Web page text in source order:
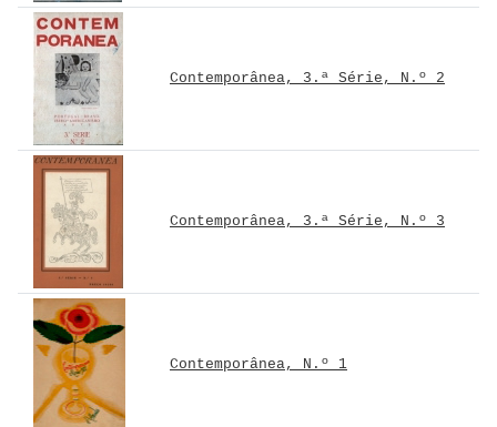
Contemporânea, 3.ª Série, N.º 2
Contemporânea, 3.ª Série, N.º 3
Contemporânea, N.º 1